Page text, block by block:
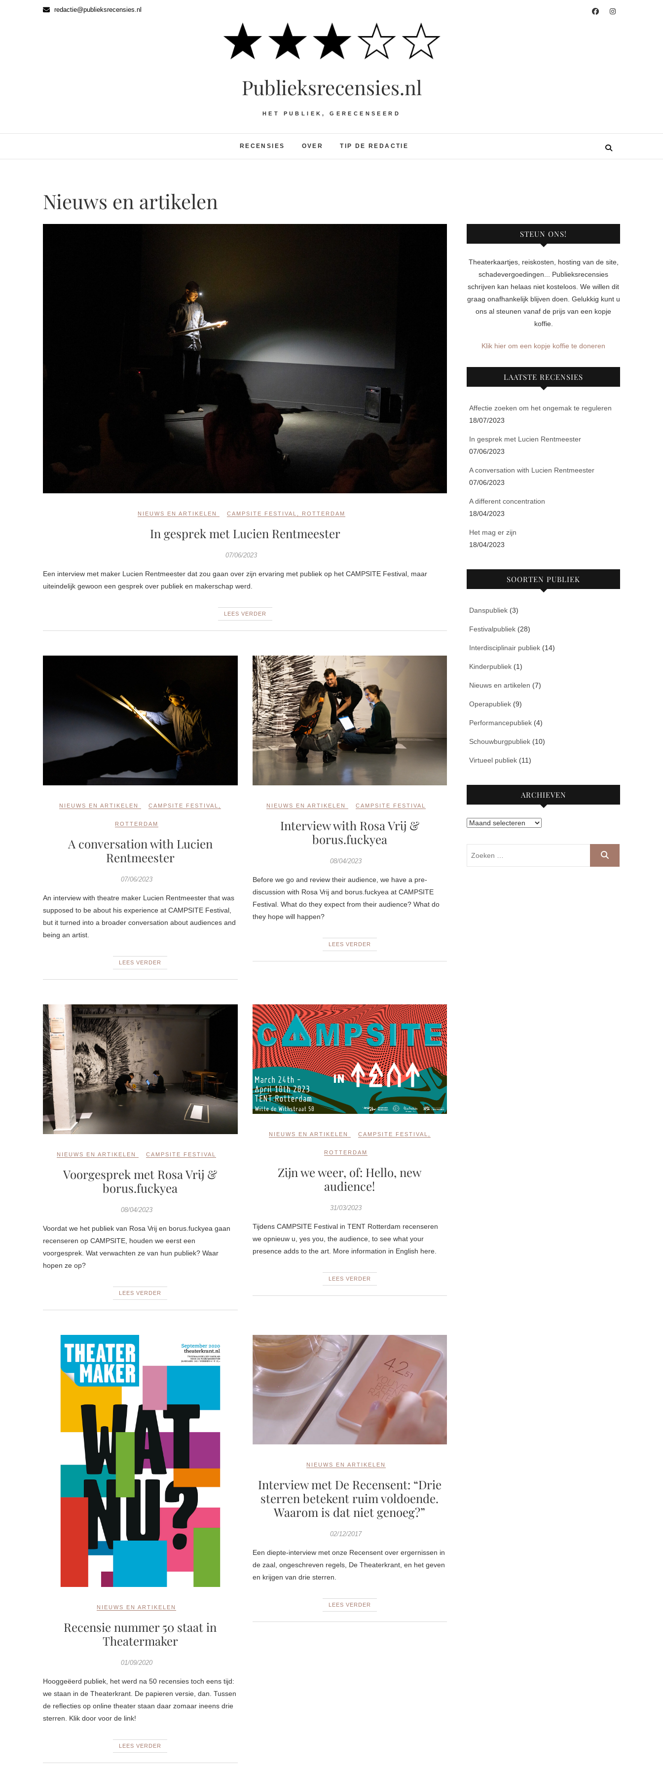
redactie@publieksrecensies.nl
Publieksrecensies.nl
HET PUBLIEK, GERECENSEERD
RECENSIES OVER TIP DE REDACTIE
Nieuws en artikelen
NIEUWS EN ARTIKELEN CAMPSITE FESTIVAL ROTTERDAM
In gesprek met Lucien Rentmeester
07/06/2023
Een interview met maker Lucien Rentmeester dat zou gaan over zijn ervaring met publiek op het CAMPSITE Festival, maar
uiteindelijk gewoon een gesprek over publiek en makerschap werd.
LEES VERDER
NIEUWS EN ARTIKELEN CAMPSITE FESTIVAL
ROTTERDAM
A conversation with Lucien
Rentmeester
07/06/2023
An interview with theatre maker Lucien Rentmeester that was
supposed to be about his experience at CAMPSITE Festival,
but it turned into a broader conversation about audiences and
being an artist.
LEES VERDER
NIEUWS EN ARTIKELEN CAMPSITE FESTIVAL
Interview with Rosa Vrij &
borus.fuckyea
08/04/2023
Before we go and review their audience, we have a pre-
discussion with Rosa Vrij and borus.fuckyea at CAMPSITE
Festival. What do they expect from their audience? What do
they hope will happen?
LEES VERDER
NIEUWS EN ARTIKELEN CAMPSITE FESTIVAL
Voorgesprek met Rosa Vrij &
borus.fuckyea
08/04/2023
Voordat we het publiek van Rosa Vrij en borus.fuckyea gaan
recenseren op CAMPSITE, houden we eerst een
voorgesprek. Wat verwachten ze van hun publiek? Waar
hopen ze op?
LEES VERDER
NIEUWS EN ARTIKELEN CAMPSITE FESTIVAL
ROTTERDAM
Zijn we weer, of: Hello, new
audience!
31/03/2023
Tijdens CAMPSITE Festival in TENT Rotterdam recenseren
we opnieuw u, yes you, the audience, to see what your
presence adds to the art. More information in English here.
LEES VERDER
NIEUWS EN ARTIKELEN
Recensie nummer 50 staat in
Theatermaker
01/09/2020
Hooggeëerd publiek, het werd na 50 recensies toch eens tijd:
we staan in de Theaterkrant. De papieren versie, dan. Tussen
de reflecties op online theater staan daar zomaar ineens drie
sterren. Klik door voor de link!
LEES VERDER
NIEUWS EN ARTIKELEN
Interview met De Recensent: “Drie
sterren betekent ruim voldoende.
Waarom is dat niet genoeg?”
02/12/2017
Een diepte-interview met onze Recensent over ergernissen in
de zaal, ongeschreven regels, De Theaterkrant, en het geven
en krijgen van drie sterren.
LEES VERDER
STEUN ONS!
Theaterkaartjes, reiskosten, hosting van de site,
schadevergoedingen... Publieksrecensies
schrijven kan helaas niet kosteloos. We willen dit
graag onafhankelijk blijven doen. Gelukkig kunt u
ons al steunen vanaf de prijs van een kopje
koffie.
Klik hier om een kopje koffie te doneren
LAATSTE RECENSIES
Affectie zoeken om het ongemak te reguleren
18/07/2023
In gesprek met Lucien Rentmeester
07/06/2023
A conversation with Lucien Rentmeester
07/06/2023
A different concentration
18/04/2023
Het mag er zijn
18/04/2023
SOORTEN PUBLIEK
Danspubliek (3)
Festivalpubliek (28)
Interdisciplinair publiek (14)
Kinderpubliek (1)
Nieuws en artikelen (7)
Operapubliek (9)
Performancepubliek (4)
Schouwburgpubliek (10)
Virtueel publiek (11)
ARCHIEVEN
Archieven
Zoeken